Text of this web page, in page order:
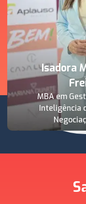
Isadora
MBA em
Inteligência